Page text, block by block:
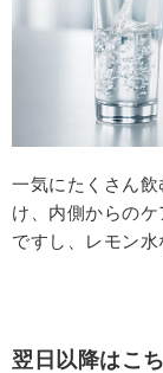
一気にたくさん
け、内側からの
ですし、レモン
翌日以降はこ